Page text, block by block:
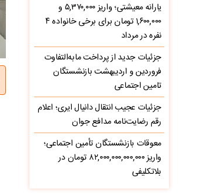
یارانه معیشتی؛ واریز ۵,۳۷۰,۰۰۰ و
۱,۶۰۰,۰۰۰ تومان برای برخی خانواده ۴
نفره در مرداد
جزئیات جدید از پرداخت مابه‌التفاوت
فروردین و اردیبهشت بازنشستگان
تامین اجتماعی
جزئیات عجیب انتقال دانیال ایری؛ اعلام
رقم رضایت‌نامه مدافع جوان
معوقات بازنشستگان تأمین اجتماعی؛
واریز ۸۲,۰۰۰,۰۰۰,۰۰۰,۰۰۰ تومان در
بلاتکلیفی